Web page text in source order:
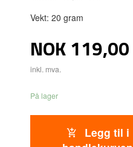
Vekt: 20 gram
Pris
NOK119,00
inkl. mva.
På lager
Legg til i